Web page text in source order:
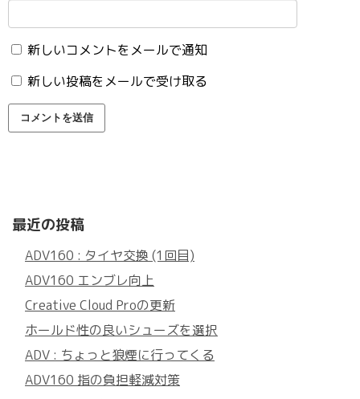
新しいコメントをメールで通知
新しい投稿をメールで受け取る
最近の投稿
ADV160 : タイヤ交換 (1回目)
ADV160 エンブレ向上
Creative Cloud Proの更新
ホールド性の良いシューズを選択
ADV : ちょっと狼煙に行ってくる
ADV160 指の負担軽減対策